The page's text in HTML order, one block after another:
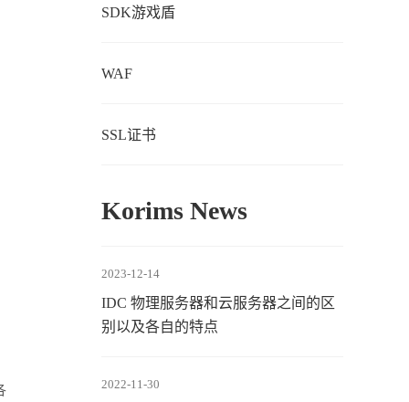
SDK游戏盾
WAF
SSL证书
Korims News
2023-12-14
IDC 物理服务器和云服务器之间的区
别以及各自的特点
2022-11-30